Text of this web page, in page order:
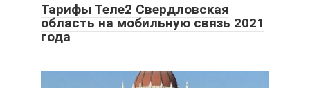
Тарифы Теле2 Свердловская
область на мобильную связь 2021
года